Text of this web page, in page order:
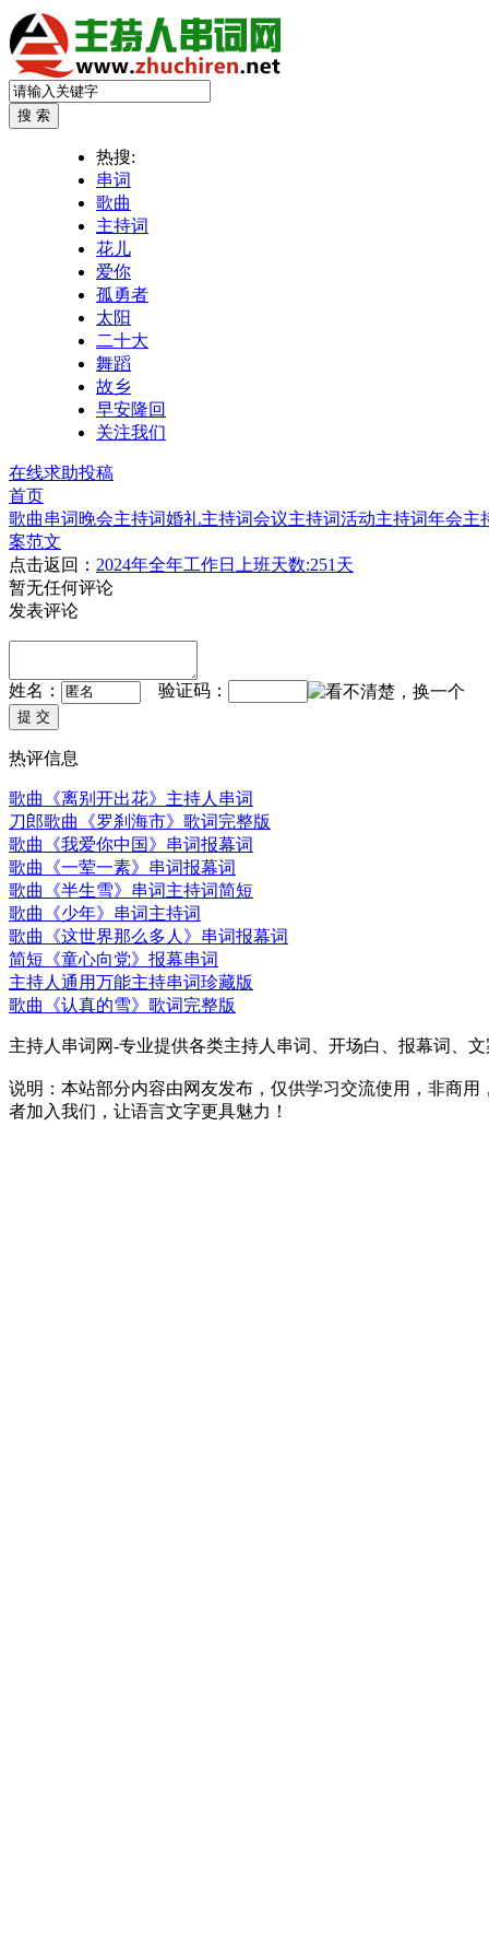
热搜:
串词
歌曲
主持词
花儿
爱你
孤勇者
太阳
二十大
舞蹈
故乡
早安隆回
关注我们
在线求助投稿
首页
歌曲串词晚会主持词婚礼主持词会议主持词活动主持词年会主
案范文
点击返回： 2024年全年工作日上班天数:251天
暂无任何评论
发表评论
姓名： 验证码：
热评信息
歌曲《离别开出花》主持人串词
刀郎歌曲《罗刹海市》歌词完整版
歌曲《我爱你中国》串词报幕词
歌曲《一荤一素》串词报幕词
歌曲《半生雪》串词主持词简短
歌曲《少年》串词主持词
歌曲《这世界那么多人》串词报幕词
简短《童心向党》报幕串词
主持人通用万能主持串词珍藏版
歌曲《认真的雪》歌词完整版
主持人串词网-专业提供各类主持人串词、开场白、报幕词、
说明：本站部分内容由网友发布，仅供学习交流使用，非商
者加入我们，让语言文字更具魅力！